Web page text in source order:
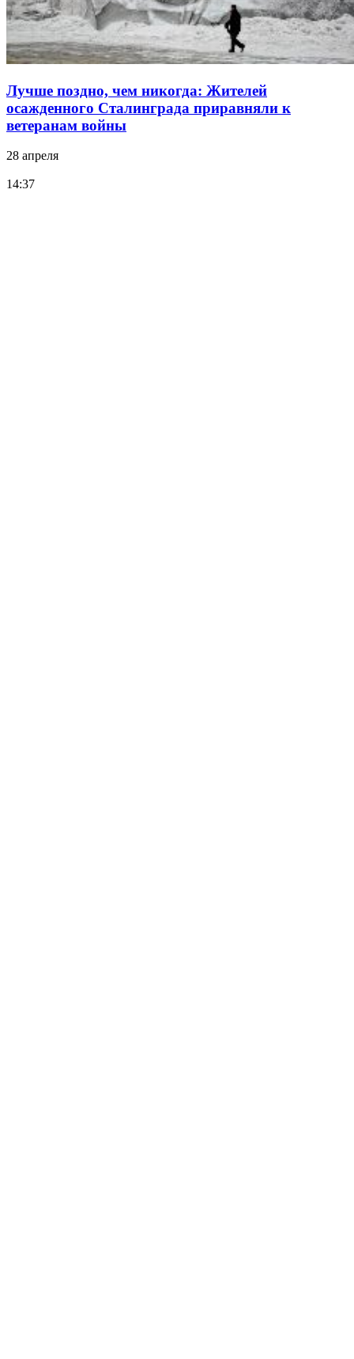
Лучше поздно, чем никогда: Жителей
осажденного Сталинграда приравняли к
ветеранам войны
28 апреля
14:37